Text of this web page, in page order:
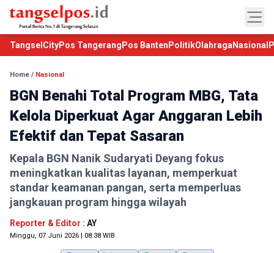
TangselCityPos Tangerang Pos Banten PolitikOlahraga Nasional
Home / Nasional
BGN Benahi Total Program MBG, Tata
Kelola Diperkuat Agar Anggaran Lebih
Efektif dan Tepat Sasaran
Kepala BGN Nanik Sudaryati Deyang fokus
meningkatkan kualitas layanan, memperkuat
standar keamanan pangan, serta memperluas
jangkauan program hingga wilayah
Reporter & Editor : AY
Minggu, 07 Juni 2026 | 08:38 WIB